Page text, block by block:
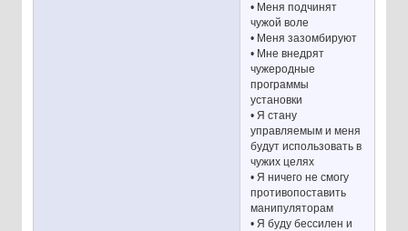
• Меня подчинят
чужой воле
• Меня зазомбируют
• Мне внедрят
чужеродные
программы
установки
• Я стану
управляемым и меня
будут использовать в
чужих целях
• Я ничего не смогу
противопоставить
манипуляторам
• Я буду бессилен и